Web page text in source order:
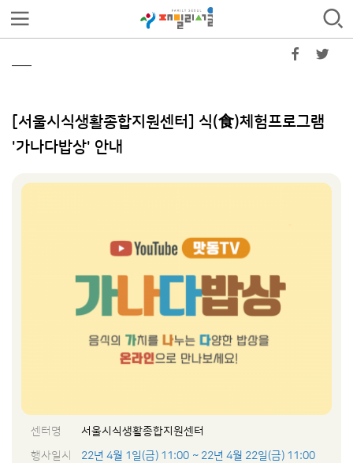
[서울시식생활종합지원센터] 식(食)체험프로그램
'가나다밥상' 안내
센터명
서울시식생활종합지원센터
행사일시
22년 4월 1일(금) 11:00 ~ 22년 4월 22일(금) 11:00